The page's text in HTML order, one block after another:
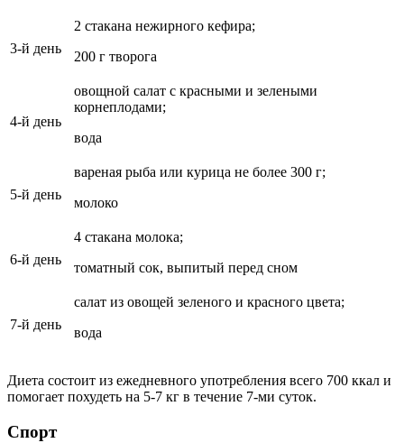
3-й день
2 стакана нежирного кефира;
200 г творога
4-й день
овощной салат с красными и зелеными
корнеплодами;
вода
5-й день
вареная рыба или курица не более 300 г;
молоко
6-й день
4 стакана молока;
томатный сок, выпитый перед сном
7-й день
салат из овощей зеленого и красного цвета;
вода
Диета состоит из ежедневного употребления всего 700 ккал и
помогает похудеть на 5-7 кг в течение 7-ми суток.
Спорт